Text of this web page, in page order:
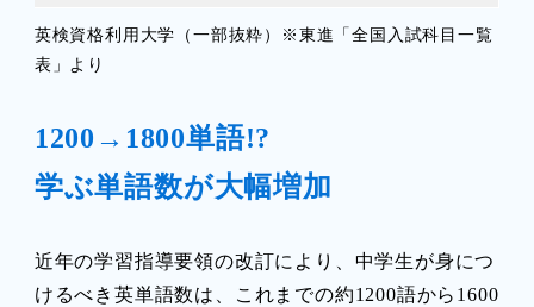
英検資格利用大学（一部抜粋）※東進「全国入試科目一覧
表」より
1200→1800単語!?
学ぶ単語数が大幅増加
近年の学習指導要領の改訂により、中学生が身につ
けるべき英単語数は、これまでの約1200語から1600